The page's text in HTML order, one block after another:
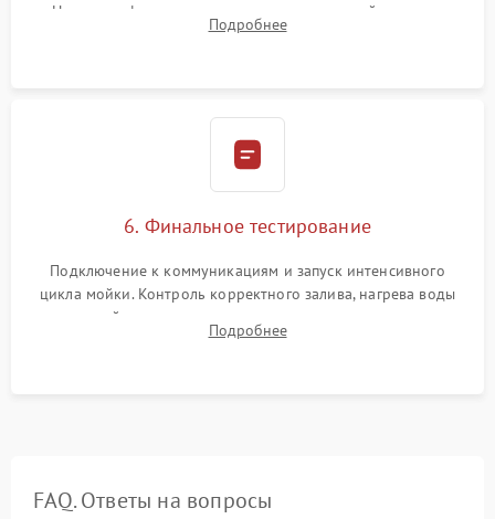
Надежная фиксация хомутов гидравлической системы,
сборка корпуса и установка датчика поплавка.
Подробнее
6. Финальное тестирование
Подключение к коммуникациям и запуск интенсивного
цикла мойки. Контроль корректного залива, нагрева воды
до нужной температуры, отсутствия посторонних шумов,
штатного слива и абсолютной сухости в поддоне.
Подробнее
FAQ. Ответы на вопросы